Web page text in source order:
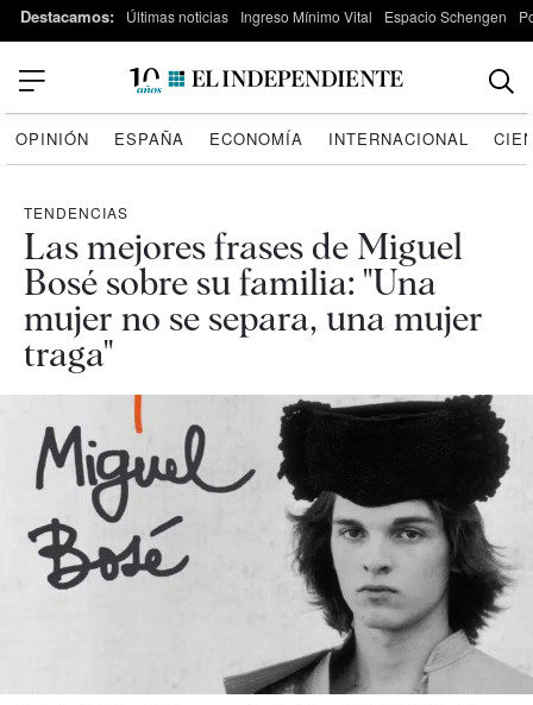
Destacamos: Últimas noticias Ingreso Mínimo Vital Espacio Schengen
OPINIÓN ESPAÑA ECONOMÍA INTERNACIONAL
TENDENCIAS
Las mejores frases de Miguel
Bosé sobre su familia: "Una
mujer no se separa, una mujer
traga"